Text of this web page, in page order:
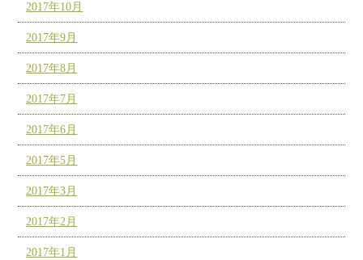
2017年10月
2017年9月
2017年8月
2017年7月
2017年6月
2017年5月
2017年3月
2017年2月
2017年1月